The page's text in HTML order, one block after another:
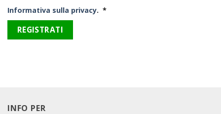
Informativa sulla privacy. *Obbligatorio
REGISTRATI
INFO PER